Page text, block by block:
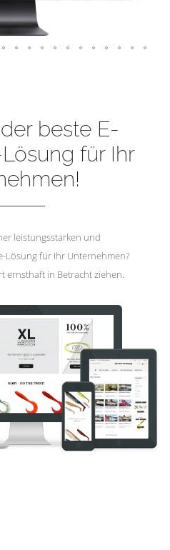
beste E-
für Ihr
leistungsstarken und
Lösung für Ihr Unternehmen?
ernsthaft in Betracht ziehen.